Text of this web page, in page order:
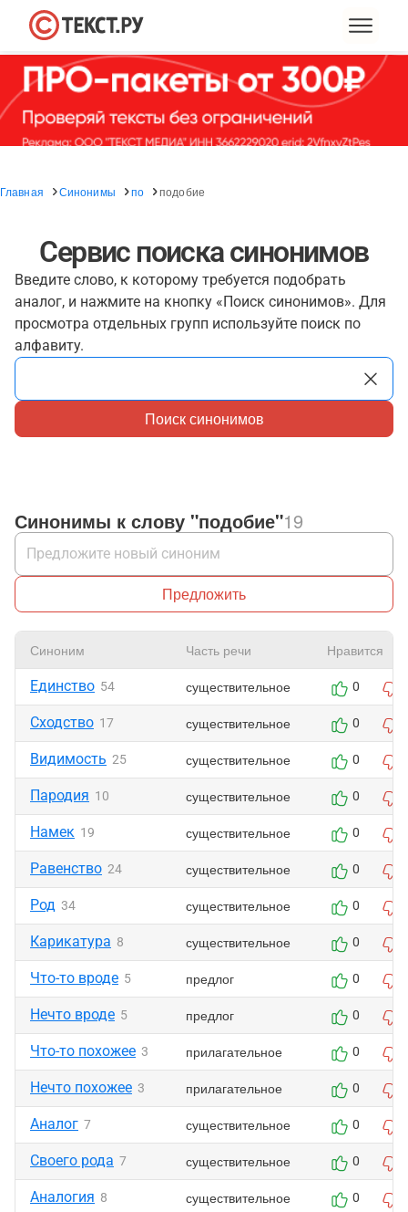
Главная Синонимы по подобие
Сервис поиска синонимов
Введите слово, к которому требуется подобрать
аналог, и нажмите на кнопку «Поиск синонимов». Для
просмотра отдельных групп используйте поиск по
алфавиту.
Поиск синонимов
Синонимы к слову "подобие"19
Предложить
Синоним Часть речи Нравится
Единство 54 существительное 0
Сходство 17 существительное 0
Видимость 25 существительное 0
Пародия 10 существительное 0
Намек 19 существительное 0
Равенство 24 существительное 0
Род 34 существительное 0
Карикатура 8 существительное 0
Что-то вроде 5 предлог 0
Нечто вроде 5 предлог 0
Что-то похожее 3 прилагательное 0
Нечто похожее 3 прилагательное 0
Аналог 7 существительное 0
Своего рода 7 существительное 0
Аналогия 8 существительное 0